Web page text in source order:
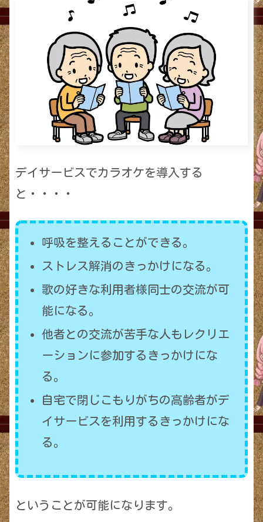
デイサービスでカラオケを導入する
と・・・・
呼吸を整えることができる。
ストレス解消のきっかけになる。
歌の好きな利用者様同士の交流が可
能になる。
他者との交流が苦手な人もレクリエ
ーションに参加するきっかけにな
る。
自宅で閉じこもりがちの高齢者がデ
イサービスを利用するきっかけにな
る。
ということが可能になります。